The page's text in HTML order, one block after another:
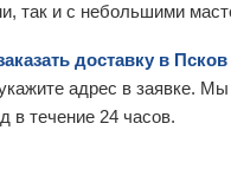
так и с небольшими
доставку в
адрес в заявке.
в течение 24 часов.